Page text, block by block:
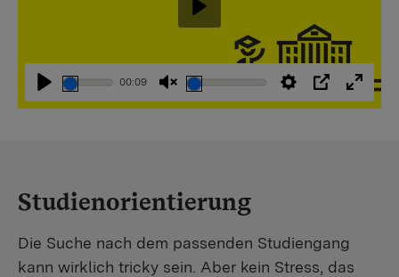
Abspielen
00:09
StummschaltungEinstellungen
PIP
Abspielen
Studienorientierung
Die Suche nach dem passenden Studiengang
kann wirklich tricky sein. Aber kein Stress, das